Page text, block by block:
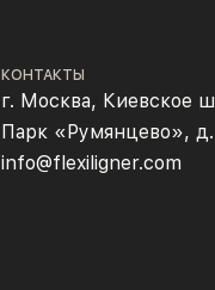
КОНТАКТЫ
г. Москва, Киевское
Парк «Румянцево»,
info@flexiligner.com